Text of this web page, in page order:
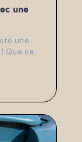
une
une
Que ce